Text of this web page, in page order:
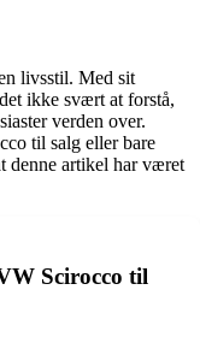
livsstil. Med sit
ikke svært at forstå,
verden over.
til salg eller bare
denne artikel har været
Scirocco til